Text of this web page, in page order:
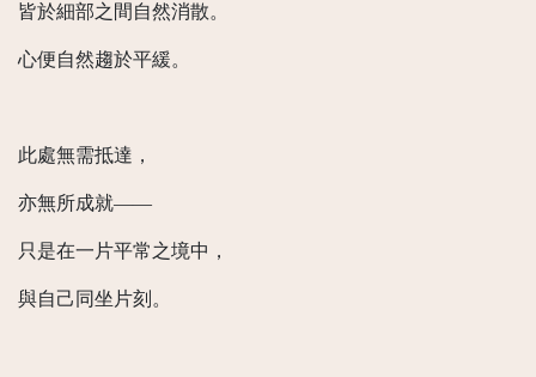
皆於細部之間自然消散。
心便自然趨於平緩。
此處無需抵達，
亦無所成就——
只是在一片平常之境中，
與自己同坐片刻。